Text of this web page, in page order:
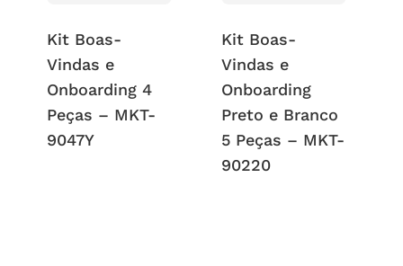
Kit Boas-
Vindas e
Onboarding 4
Peças – MKT-
9047Y
Kit Boas-
Vindas e
Onboarding
Preto e Branco
5 Peças – MKT-
90220